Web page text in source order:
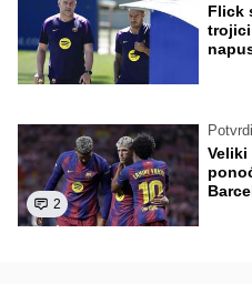
Flick
trojici
2
Veliki